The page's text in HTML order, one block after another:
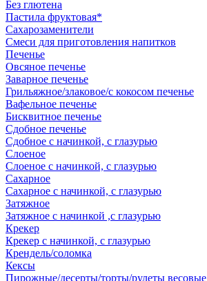
Без глютена
Пастила фруктовая*
Сахарозаменители
Смеси для приготовления напитков
Печенье
Овсяное печенье
Заварное печенье
Грильяжное/злаковое/с кокосом печенье
Вафельное печенье
Бисквитное печенье
Сдобное печенье
Сдобное с начинкой, с глазурью
Слоеное
Слоеное с начинкой, с глазурью
Сахарное
Сахарное с начинкой, с глазурью
Затяжное
Затяжное с начинкой ,с глазурью
Крекер
Крекер с начинкой, с глазурью
Крендель/соломка
Кексы
Пирожные/десерты/торты/рулеты весовые